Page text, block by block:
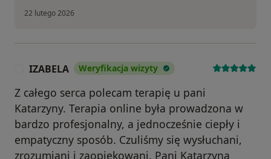
22 lutego 2026
IZABELA Weryfikacja wizyty
Z całego serca polecam terapię u pani
Katarzyny. Terapia online była prowadzona w
bardzo profesjonalny, a jednocześnie ciepły i
empatyczny sposób. Czuliśmy się wysłuchani,
zrozumiani i zaopiekowani. Pani Katarzyna